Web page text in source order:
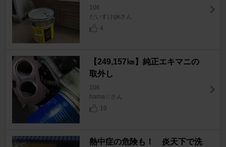
106
だいすけgkさん
4
【249,157㎞】純正エキマニの
取外し
106
hama☆さん
19
熱中症の危険も！ 炎天下で洗